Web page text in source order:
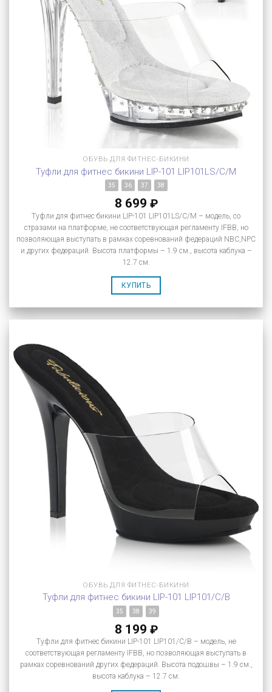
ОБУВЬ ДЛЯ ФИТНЕС-БИКИНИ
Туфли для фитнес бикини LIP-101 LIP101LS/C/M
35 36 37 38
8 699 ₽
Туфли для фитнес бикини LIP-101 LIP101LS/C/M – модель, со
стразами на платформе, не соответствующая регламенту IFBB, но
позволяющая выступать в рамках соревнований федераций NBC,NPC
и других федераций. Высота платформы – 1.9 см., высота каблука –
12.7 см.
КУПИТЬ
ОБУВЬ ДЛЯ ФИТНЕС-БИКИНИ
Туфли для фитнес бикини LIP-101 LIP101/C/B
35 38 39
8 199 ₽
Туфли для фитнес бикини LIP-101 LIP101/C/B – модель, не
соответствующая регламенту IFBB, но позволяющая выступать в
рамках соревнований других федераций. Высота подошвы – 1.9 см.,
высота каблука – 12.7 см.